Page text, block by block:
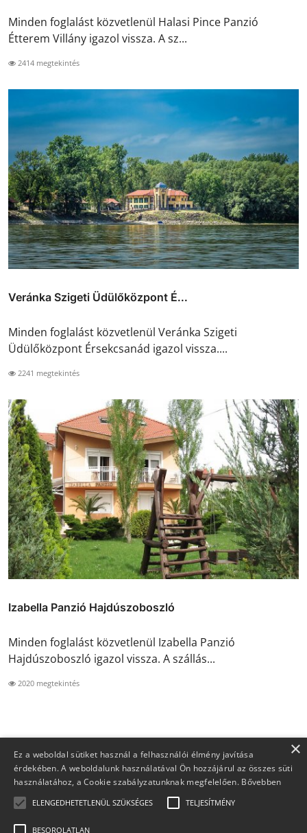
Minden foglalást közvetlenül Halasi Pince Panzió
Étterem Villány igazol vissza. A sz...
2414 megtekintés
Veránka Szigeti Üdülőközpont É...
Minden foglalást közvetlenül Veránka Szigeti
Üdülőközpont Érsekcsanád igazol vissza....
2241 megtekintés
Izabella Panzió Hajdúszoboszló
Minden foglalást közvetlenül Izabella Panzió
Hajdúszoboszló igazol vissza. A szállás...
2020 megtekintés
×
Ez a weboldal sütiket használ a felhasználói élmény javítása
érdekében. A weboldalunk használatával Ön hozzájárul az összes süti
használatához, a Cookie szabályzatunknak megfelelően. Bővebben
ELENGEDHETETLENÜL SZÜKSÉGES TELJESÍTMÉNY
BESOROLATLAN